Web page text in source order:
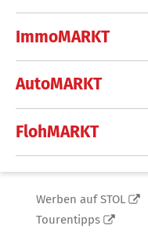
ImmoMARKT
AutoMARKT
FlohMARKT
Werben auf STOL
Tourentipps